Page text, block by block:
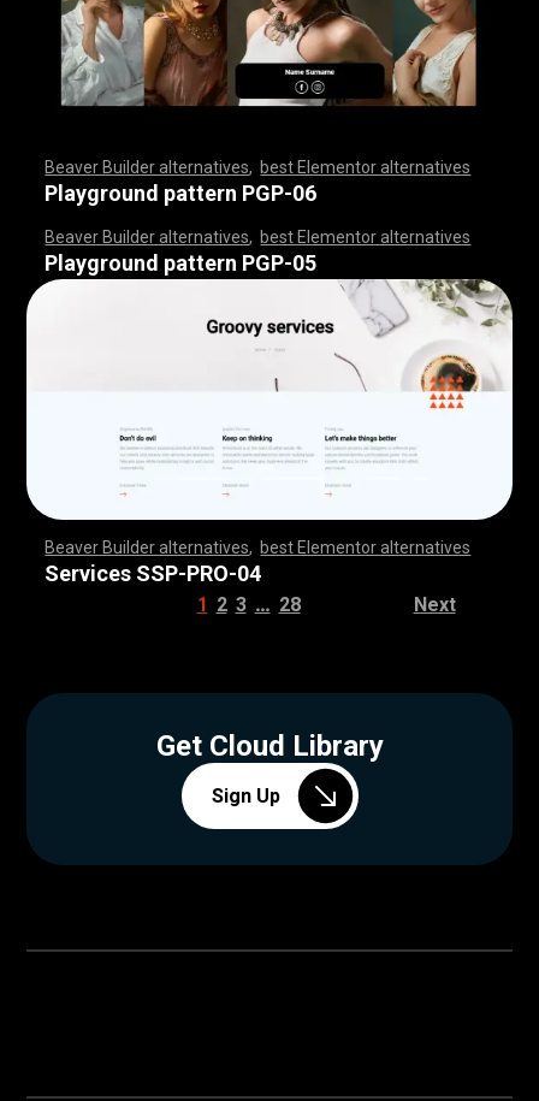
Beaver Builder alternatives best Elementor alternatives
,,,,,,,,,,,,,,,,,,,,,,,,,,,,, ,,,,,,,,,,,,,,,,,,,,,,,,,,,,,,,
,,,,,,,,,,,,,
Playground pattern PGP-06
Beaver Builder alternatives best Elementor alternatives
,,,,,,,,,,,,,,,,,,,,,,,,,,,,, ,,,,,,,,,,,,,,,,,,,,,,,,,,,,,,,
,,,,,,,,,,,,,
Playground pattern PGP-05
Beaver Builder alternatives best Elementor alternatives
,,,,,,,,,,,,,,,,,,,,,,,,,,,,, ,,,,,,,,,,,,,,,,,,,,,,,,,,,,,,,
,,,,,,,,,,,,,
Services SSP-PRO-04
1 2 3 … 28 Next
Get Cloud Library
Sign Up